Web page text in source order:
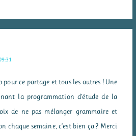
ce partage et tous les autres ! Une
la programmation d’étude de la
de ne pas mélanger grammaire et
chaque semaine, c’est bien ça ? Merci